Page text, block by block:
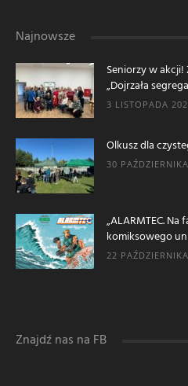
Najnowsze
Seniorzy w akcji!
„Dojrzała
3 LISTOPADA
Olkusz dla
30
„ALARMTEC.
komiksowego
22
Znajdź nas na FB